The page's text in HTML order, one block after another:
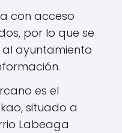
con acceso
por lo que se
ayuntamiento
es el
situado a
Labeaga